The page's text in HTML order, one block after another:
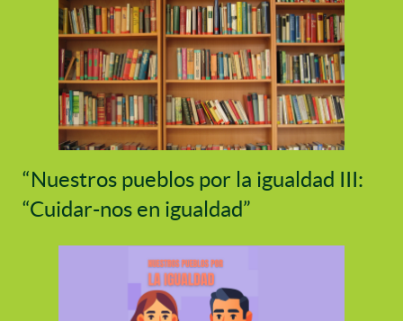
“Nuestros pueblos por la igualdad III:
“Cuidar-nos en igualdad”